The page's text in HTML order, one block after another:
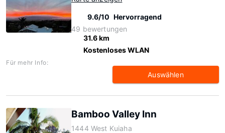
9.6/10 Hervorragend
49 bewertungen
31.6 km
Kostenloses WLAN
Für mehr Info:
Auswählen
Bamboo Valley Inn
1444 West Kuiaha